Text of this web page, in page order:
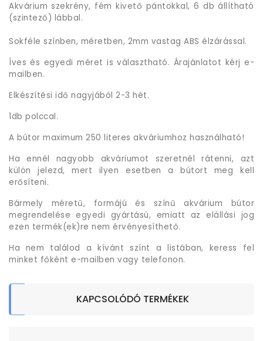
Akvárium szekrény, fém kivető pántokkal, 6 db állítható
(szintező) lábbal.
Sokféle színben, méretben, 2mm vastag ABS élzárással.
Íves és egyedi méret is választható. Árajánlatot kérj e-
mailben.
Elkészítési idő nagyjából 2-3 hét.
1db polccal.
A bútor maximum 250 literes akváriumhoz használható!
Ha ennél nagyobb akváriumot szeretnél rátenni, azt
külön jelezd, mert ilyen esetben a bútort meg kell
erősíteni.
Bármely méretű, formájú és színű akvárium bútor
megrendelése egyedi gyártású, emiatt az elállási jog
ezen termék(ek)re nem érvényesíthető.
Ha nem találod a kívánt színt a listában, keress fel
minket főként e-mailben vagy telefonon.
KAPCSOLÓDÓ TERMÉKEK